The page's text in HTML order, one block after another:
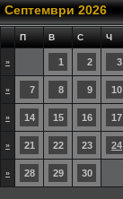
Септември 2026
П В С Ч
» 1 2 3
» 7 8 9 10
» 14 15 16 17
» 21 22 23 24
» 28 29 30